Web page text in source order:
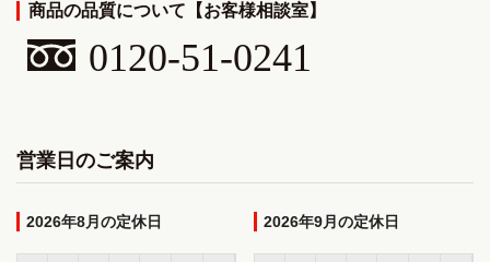
商品の品質について【お客様相談室】
0120-51-0241
営業日のご案内
2026年8月 2026年9月